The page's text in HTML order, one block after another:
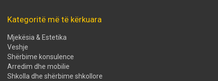
Kategoritë më të kërkuara
Mjekësia & Estetika
Veshje
Shërbime konsulence
Arredim dhe mobilie
Shkolla dhe shërbime shkollore